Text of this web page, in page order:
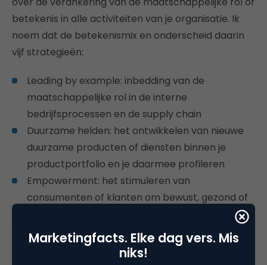
betekenis in alle activiteiten van je organisatie. Ik
noem dat de betekenismix en onderscheid daarin
vijf strategieën:
Leading by example: inbedding van de
maatschappelijke rol in de interne
bedrijfsprocessen en de supply chain
Duurzame helden: het ontwikkelen van nieuwe
duurzame producten of diensten binnen je
productportfolio en je daarmee profileren
Empowerment: het stimuleren van
consumenten of klanten om bewust, gezond of
Engagement: het tonen van maatschappelijke
betrokkenheid door partnerships met
Marketingfacts. Elke dag vers. Mis
niks!